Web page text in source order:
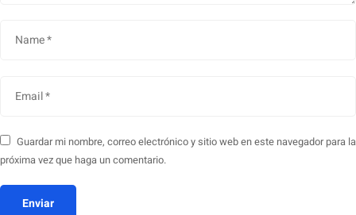
Guardar mi nombre, correo electrónico y sitio web en este navegador para la
próxima vez que haga un comentario.